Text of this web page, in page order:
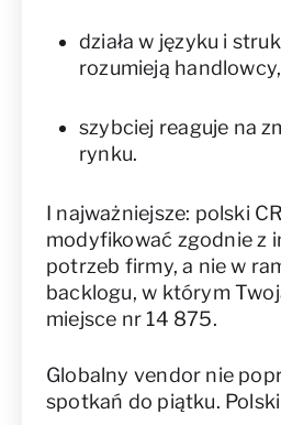
działa w języku i
rozumieją handlowcy,
szybciej reaguje na
rynku.
I najważniejsze: polski
modyfikować zgodnie z
potrzeb firmy, a nie w
backlogu, w którym
miejsce nr 14 875.
Globalny vendor nie
spotkań do piątku.